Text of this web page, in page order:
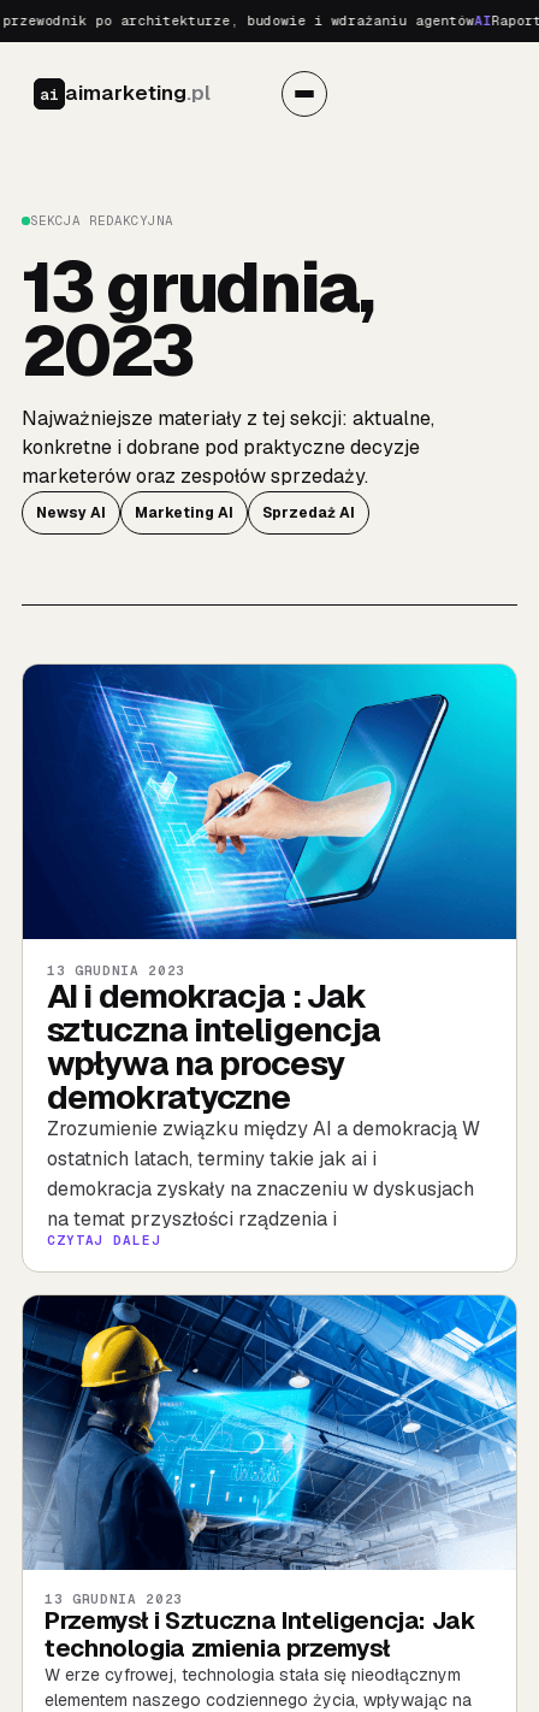
po architekturze, budowie i wdrażaniu agentówAIRaport
ai aimarketing.pl
SEKCJA REDAKCYJNA
13 grudnia,
2023
Najważniejsze materiały z tej sekcji: aktualne,
konkretne i dobrane pod praktyczne decyzje
marketerów oraz zespołów sprzedaży.
Newsy AI Marketing AI Sprzedaż AI
AI i demokracja : Jak
sztuczna inteligencja
wpływa na procesy
demokratyczne
13 GRUDNIA 2023
Zrozumienie związku między AI a demokracją W
ostatnich latach, terminy takie jak ai i
demokracja zyskały na znaczeniu w dyskusjach
na temat przyszłości rządzenia i
CZYTAJ DALEJ
Przemysł i Sztuczna Inteligencja: Jak
technologia zmienia przemysł
13 GRUDNIA 2023
W erze cyfrowej, technologia stała się nieodłącznym
elementem naszego codziennego życia, wpływając na